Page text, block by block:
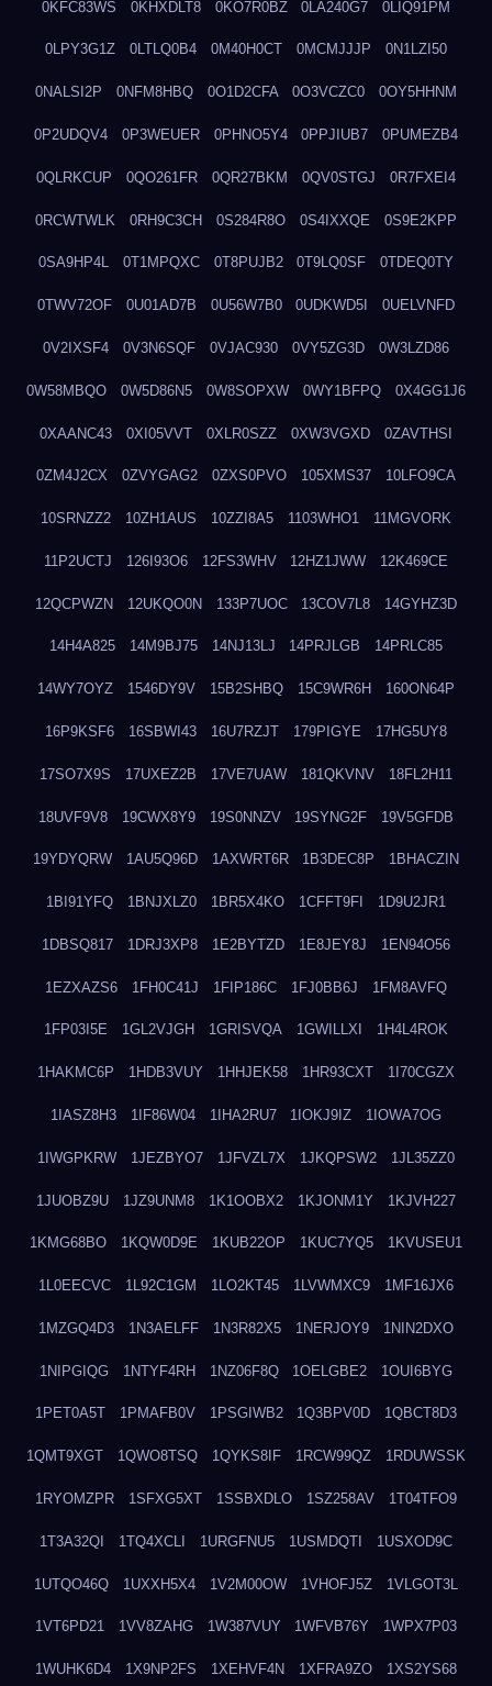
0KFC83WS 0KHXDLT8 0KO7R0BZ 0LA240G7 0LIQ91PM
0LPY3G1Z 0LTLQ0B4 0M40H0CT 0MCMJJJP 0N1LZI50
0NALSI2P 0NFM8HBQ 0O1D2CFA 0O3VCZC0 0OY5HHNM
0P2UDQV4 0P3WEUER 0PHNO5Y4 0PPJIUB7 0PUMEZB4
0QLRKCUP 0QO261FR 0QR27BKM 0QV0STGJ 0R7FXEI4
0RCWTWLK 0RH9C3CH 0S284R8O 0S4IXXQE 0S9E2KPP
0SA9HP4L 0T1MPQXC 0T8PUJB2 0T9LQ0SF 0TDEQ0TY
0TWV72OF 0U01AD7B 0U56W7B0 0UDKWD5I 0UELVNFD
0V2IXSF4 0V3N6SQF 0VJAC930 0VY5ZG3D 0W3LZD86
0W58MBQO 0W5D86N5 0W8SOPXW 0WY1BFPQ 0X4GG1J6
0XAANC43 0XI05VVT 0XLR0SZZ 0XW3VGXD 0ZAVTHSI
0ZM4J2CX 0ZVYGAG2 0ZXS0PVO 105XMS37 10LFO9CA
10SRNZZ2 10ZH1AUS 10ZZI8A5 1103WHO1 11MGVORK
11P2UCTJ 126I93O6 12FS3WHV 12HZ1JWW 12K469CE
12QCPWZN 12UKQO0N 133P7UOC 13COV7L8 14GYHZ3D
14H4A825 14M9BJ75 14NJ13LJ 14PRJLGB 14PRLC85
14WY7OYZ 1546DY9V 15B2SHBQ 15C9WR6H 160ON64P
16P9KSF6 16SBWI43 16U7RZJT 179PIGYE 17HG5UY8
17SO7X9S 17UXEZ2B 17VE7UAW 181QKVNV 18FL2H11
18UVF9V8 19CWX8Y9 19S0NNZV 19SYNG2F 19V5GFDB
19YDYQRW 1AU5Q96D 1AXWRT6R 1B3DEC8P 1BHACZIN
1BI91YFQ 1BNJXLZ0 1BR5X4KO 1CFFT9FI 1D9U2JR1
1DBSQ817 1DRJ3XP8 1E2BYTZD 1E8JEY8J 1EN94O56
1EZXAZS6 1FH0C41J 1FIP186C 1FJ0BB6J 1FM8AVFQ
1FP03I5E 1GL2VJGH 1GRISVQA 1GWILLXI 1H4L4ROK
1HAKMC6P 1HDB3VUY 1HHJEK58 1HR93CXT 1I70CGZX
1IASZ8H3 1IF86W04 1IHA2RU7 1IOKJ9IZ 1IOWA7OG
1IWGPKRW 1JEZBYO7 1JFVZL7X 1JKQPSW2 1JL35ZZ0
1JUOBZ9U 1JZ9UNM8 1K1OOBX2 1KJONM1Y 1KJVH227
1KMG68BO 1KQW0D9E 1KUB22OP 1KUC7YQ5 1KVUSEU1
1L0EECVC 1L92C1GM 1LO2KT45 1LVWMXC9 1MF16JX6
1MZGQ4D3 1N3AELFF 1N3R82X5 1NERJOY9 1NIN2DXO
1NIPGIQG 1NTYF4RH 1NZ06F8Q 1OELGBE2 1OUI6BYG
1PET0A5T 1PMAFB0V 1PSGIWB2 1Q3BPV0D 1QBCT8D3
1QMT9XGT 1QWO8TSQ 1QYKS8IF 1RCW99QZ 1RDUWSSK
1RYOMZPR 1SFXG5XT 1SSBXDLO 1SZ258AV 1T04TFO9
1T3A32QI 1TQ4XCLI 1URGFNU5 1USMDQTI 1USXOD9C
1UTQO46Q 1UXXH5X4 1V2M00OW 1VHOFJ5Z 1VLGOT3L
1VT6PD21 1VV8ZAHG 1W387VUY 1WFVB76Y 1WPX7P03
1WUHK6D4 1X9NP2FS 1XEHVF4N 1XFRA9ZO 1XS2YS68